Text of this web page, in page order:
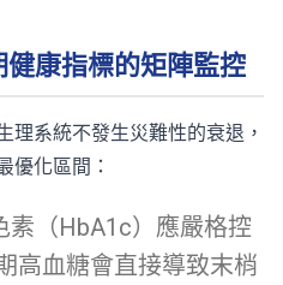
康指標的矩陣監控
理系統不發生災難性的衰退，
優化區間：
素（HbA1c）應嚴格控
高血糖會直接導致末梢